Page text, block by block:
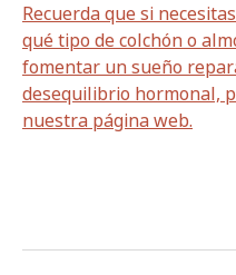
Recuerda que si
qué tipo de colchón o
fomentar un sueño
desequilibrio hormonal,
nuestra página web.